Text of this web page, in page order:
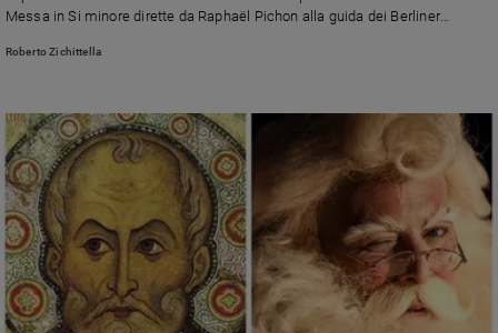
Messa in Si minore dirette da Raphaël Pichon alla guida dei Berliner
Roberto Zichittella